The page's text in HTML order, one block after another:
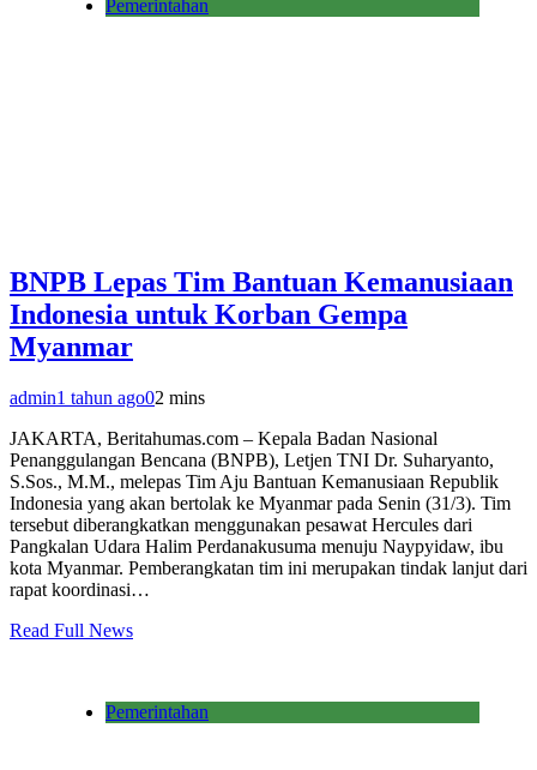
Pemerintahan
BNPB Lepas Tim Bantuan Kemanusiaan
Indonesia untuk Korban Gempa
Myanmar
admin1 tahun ago02 mins
JAKARTA, Beritahumas.com – Kepala Badan Nasional
Penanggulangan Bencana (BNPB), Letjen TNI Dr. Suharyanto,
S.Sos., M.M., melepas Tim Aju Bantuan Kemanusiaan Republik
Indonesia yang akan bertolak ke Myanmar pada Senin (31/3). Tim
tersebut diberangkatkan menggunakan pesawat Hercules dari
Pangkalan Udara Halim Perdanakusuma menuju Naypyidaw, ibu
kota Myanmar. Pemberangkatan tim ini merupakan tindak lanjut dari
rapat koordinasi…
Read Full News
Pemerintahan